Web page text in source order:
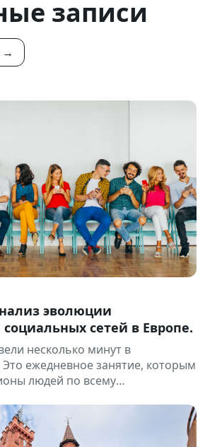
записи
→
эволюции
сетей в Европе.
несколько минут в
Это ежедневное занятие, которым
людей по всему